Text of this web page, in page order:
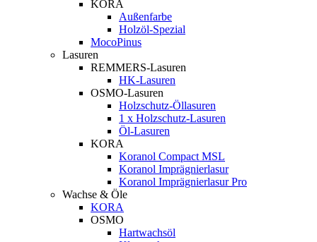
KORA
Außenfarbe
Holzöl-Spezial
MocoPinus
Lasuren
REMMERS-Lasuren
HK-Lasuren
OSMO-Lasuren
Holzschutz-Öllasuren
1 x Holzschutz-Lasuren
Öl-Lasuren
KORA
Koranol Compact MSL
Koranol Imprägnierlasur
Koranol Imprägnierlasur Pro
Wachse & Öle
KORA
OSMO
Hartwachsöl